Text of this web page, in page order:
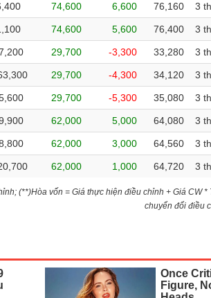
74,600 6,600 76,160 3
74,600 5,600 76,400 3
29,700 -3,300 33,280 3
29,700 -4,300 34,120 3
29,700 -5,300 35,080 3
62,000 5,000 64,080 3
62,000 3,000 64,560 3
62,000 1,000 64,720 3
(**)Hòa vốn = Giá thực hiện điều chỉnh + Giá CW *
chuyển đổi điều